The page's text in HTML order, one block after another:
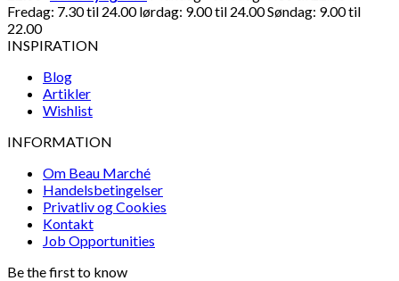
Fredag: 7.30 til 24.00 lørdag: 9.00 til 24.00 Søndag: 9.00 til
22.00
INSPIRATION
Blog
Artikler
Wishlist
INFORMATION
Om Beau Marché
Handelsbetingelser
Privatliv og Cookies
Kontakt
Job Opportunities
Be the first to know